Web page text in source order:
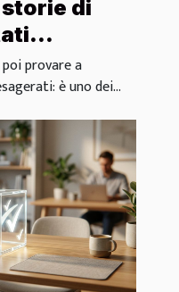
di
provare a
è uno dei...